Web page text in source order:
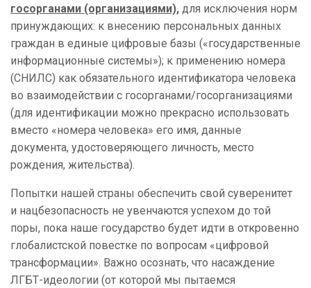
госорганами (организациями), для исключения норм
принуждающих: к внесению персональных данных
граждан в единые цифровые базы («государственные
информационные системы»); к применению номера
(СНИЛС) как обязательного идентификатора человека
во взаимодействии с госорганами/госорганизациями
(для идентификации можно прекрасно использовать
вместо «номера человека» его имя, данные
документа, удостоверяющего личность, место
рождения, жительства).
Попытки нашей страны обеспечить свой суверенитет
и нацбезопасность не увенчаются успехом до той
поры, пока наше государство будет идти в откровенно
глобалистской повестке по вопросам «цифровой
трансформации». Важно осознать, что насаждение
ЛГБТ-идеологии (от которой мы пытаемся